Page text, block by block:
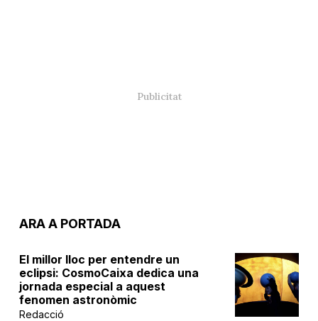
ARA A PORTADA
El millor lloc per entendre un
eclipsi: CosmoCaixa dedica una
jornada especial a aquest
fenomen astronòmic
Redacció